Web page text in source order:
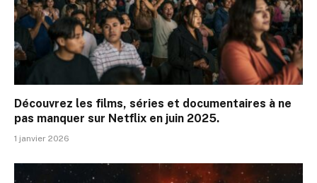
Découvrez les films, séries et documentaires à ne
pas manquer sur Netflix en juin 2025.
1 janvier 2026